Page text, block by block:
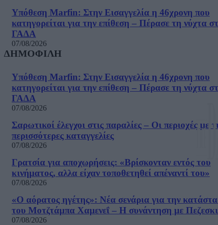
Υπόθεση Marfin: Στην Εισαγγελία η 46χρονη που
κατηγορείται για την επίθεση – Πέρασε τη νύχτα
ΓΑΔΑ
07/08/2026
ΔΗΜΟΦΙΛΗ
Υπόθεση Marfin: Στην Εισαγγελία η 46χρονη που
κατηγορείται για την επίθεση – Πέρασε τη νύχτα
ΓΑΔΑ
07/08/2026
Σαρωτικοί έλεγχοι στις παραλίες – Οι περιοχές με
περισσότερες καταγγελίες
07/08/2026
Γρατσία για αποχωρήσεις: «Bρίσκονταν εντός του
κινήματος, αλλα είχαν τοποθετηθεί απέναντί του»
07/08/2026
«Ο αόρατος ηγέτης»: Νέα σενάρια για την
του Μοτζτάμπα Χαμενεΐ – Η συνάντηση με
07/08/2026